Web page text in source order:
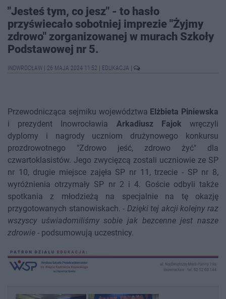
"Jesteś tym, co jesz" - to hasło
przyświecało sobotniej imprezie "Żyjmy
zdrowo" zorganizowanej w murach Szkoły
Podstawowej nr 5.
INOWROCŁAW 26 MAJA 2024 11:52 EDUKACJA
Przewodnicząca sejmiku województwa Elżbieta Piniewska
i prezydent Inowrocławia Arkadiusz Fajok wręczyli
dyplomy i nagrody uczniom drużynowego konkursu
prozdrowotnego "Zdrowo jeść, zdrowo żyć" dla
czwartoklasistów. Jego zwycięzcą zostali uczniowie ze SP
nr 10, drugie miejsce zajęła SP nr 11, trzecie - SP nr 8,
wyróżnienia otrzymały SP nr 2 i 4. Goście odbyli także
spotkania z młodzieżą na specjalnie na tę okazję
przygotowanych stanowiskach. - Dzięki tej akcji kolejny raz
wszyscy uświadomiliśmy sobie jak bezcenne jest nasze
zdrowie - podsumowują uczestnicy.